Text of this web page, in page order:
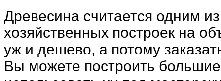
Древесина считается одним
хозяйственных построек на
уж и дешево, а потому
Вы можете построить